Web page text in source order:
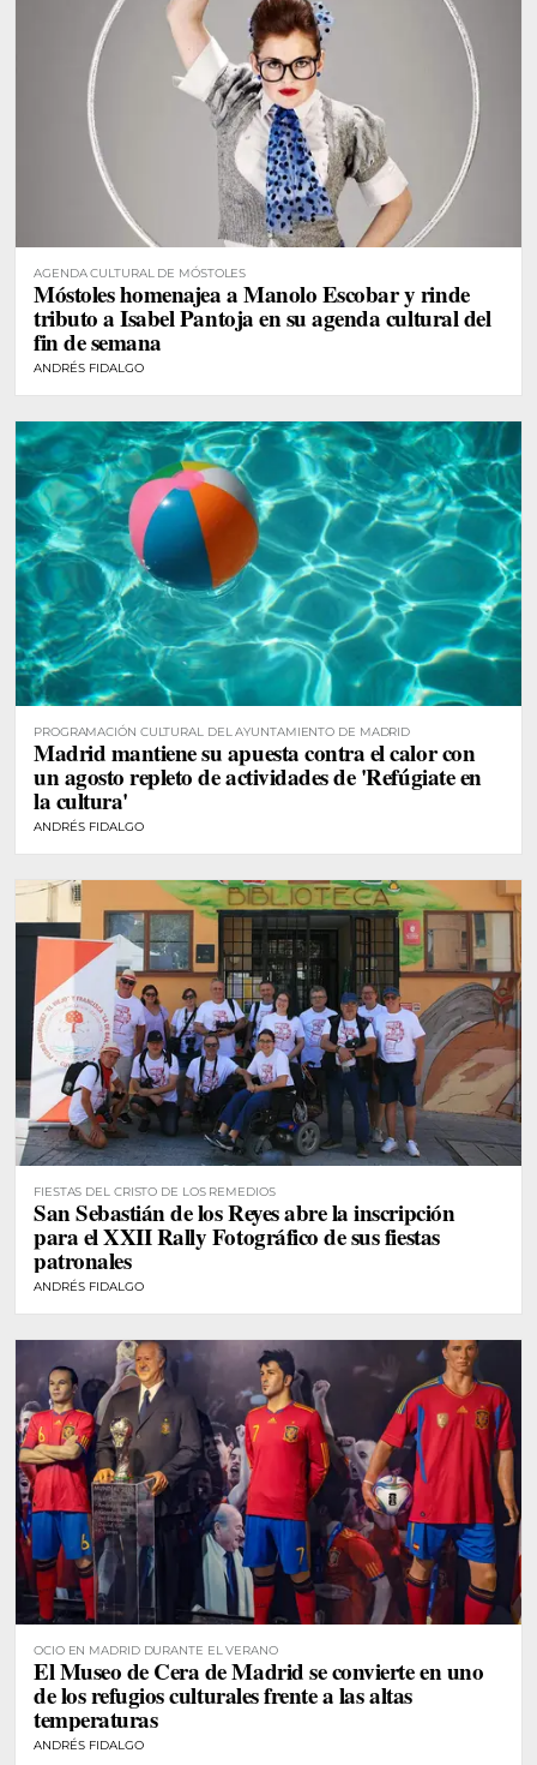
AGENDA CULTURAL DE MÓSTOLES
Móstoles homenajea a Manolo Escobar y rinde
tributo a Isabel Pantoja en su agenda cultural del
fin de semana
ANDRÉS FIDALGO
PROGRAMACIÓN CULTURAL DEL AYUNTAMIENTO DE MADRID
Madrid mantiene su apuesta contra el calor con
un agosto repleto de actividades de 'Refúgiate en
la cultura'
ANDRÉS FIDALGO
FIESTAS DEL CRISTO DE LOS REMEDIOS
San Sebastián de los Reyes abre la inscripción
para el XXII Rally Fotográfico de sus fiestas
patronales
ANDRÉS FIDALGO
OCIO EN MADRID DURANTE EL VERANO
El Museo de Cera de Madrid se convierte en uno
de los refugios culturales frente a las altas
temperaturas
ANDRÉS FIDALGO